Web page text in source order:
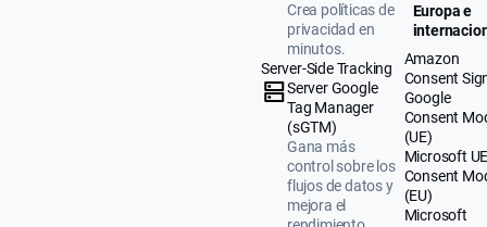
Crea políticas de
privacidad en
minutos.
Server-Side Tracking
Server Google
Tag Manager
(sGTM)
Gana más
control sobre los
flujos de datos y
mejora el
Europa e
Amazon
Consent
Google
Consent
(UE)
Microsoft
Consent
(EU)
Microsoft